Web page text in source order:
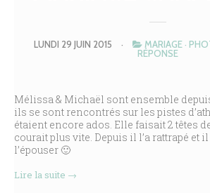
LUNDI 29 JUIN 2015 · MARIAGE·
RÉPONSE
Mélissa & Michaël sont ensemble
ils se sont rencontrés sur les pistes
étaient encore ados. Elle faisait 2 têtes
courait plus vite. Depuis il l’a rattrapé et
l’épouser 🙂
Lire la suite →